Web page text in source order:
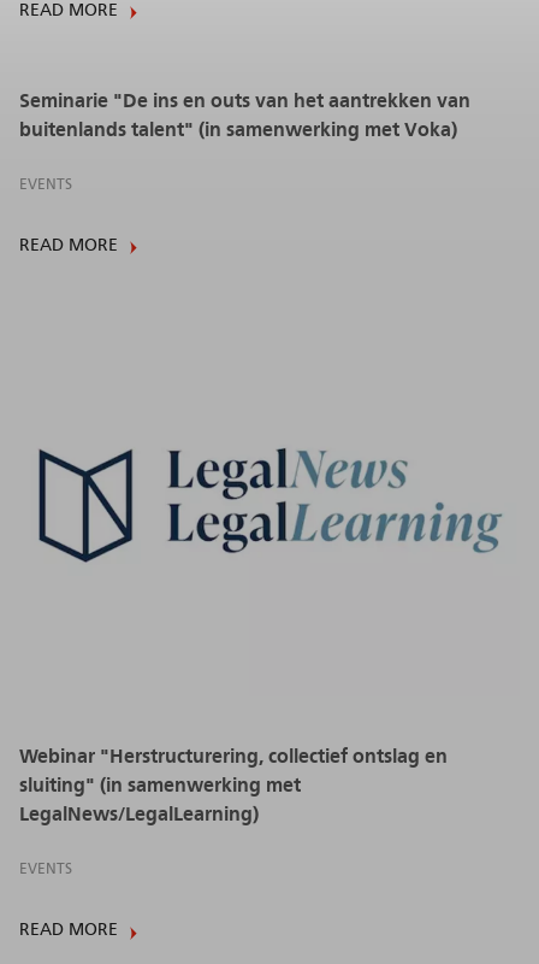
READ MORE
Seminarie "De ins en outs van het aantrekken van
buitenlands talent" (in samenwerking met Voka)
EVENTS
READ MORE
Webinar "Herstructurering, collectief ontslag en
sluiting" (in samenwerking met
LegalNews/LegalLearning)
EVENTS
READ MORE